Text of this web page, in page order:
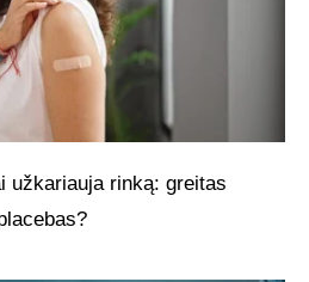
užkariauja rinką: greitas